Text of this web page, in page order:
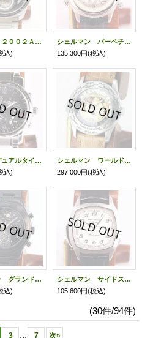
タックス ２００２Ａ－ＳＥＴ ２眼カメラ型 銀文字盤
込)
シェルマン パーペチュアルカレンダーミニッツリピーター ２５周年限定 銀文字盤
135,300円(税込)
天賞堂 デュアルタイムアラーム 黒文字盤
込)
シェルマン ワールドタイムミニッツリピータークロワゾネ 茶文字盤
297,000円(税込)
シェルマン グランドコンプリケーション ブラック 黒文字盤
込)
シェルマン サイドスライドミニッツリピーター アイボリー文字盤
105,600円(税込)
(30件/94件)
3 ... 7 次»